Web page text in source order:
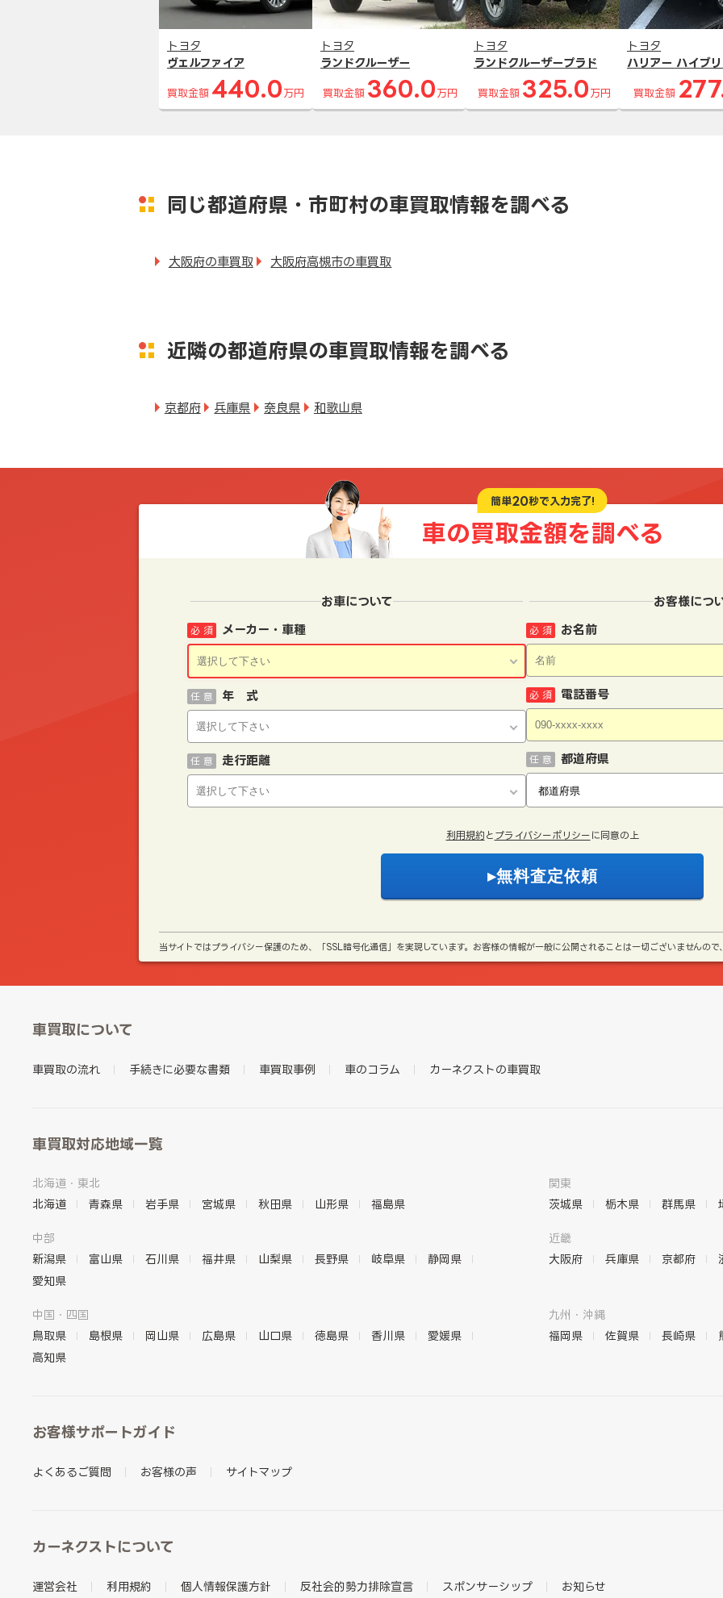
トヨタ
ヴェルファイア
買取金額 440.0 万円
トヨタ
ランドクルーザー
買取金額 360.0 万円
トヨタ
ランドクルーザープラド
買取金額 325.0 万円
トヨタ
ハリアー ハイブ
買取金額
同じ都道府県・市町村の車買取情報を調べる
大阪府の車買取 大阪府高槻市の車買取
近隣の都道府県の車買取情報を調べる
京都府 兵庫県 奈良県 和歌山県
簡単20秒で入力完了!
車の買取金額を調べる
お車について
メーカー・車種
必 須
年 式
任 意
走行距離
任 意
お客様につ
お名前
必 須
電話番号
必 須
都道府県
任 意
利用規約 と プライバシーポリシー に同意の上
当サイトではプライバシー保護のため、「SSL暗号化通信」を実現しています。お客様の情報が一般に公開されることは一切ございませんの
車買取について
車買取の流れ 手続きに必要な書類 車買取事例 車のコラム カーネクストの車買取
車買取対応地域一覧
北海道・東北
北海道
青森県 岩手県 宮城県 秋田県 山形県 福島県
関東
茨城県
栃木県 群馬県
中部
新潟県
富山県 石川県 福井県 山梨県 長野県 岐阜県
静岡県
愛知県
近畿
大阪府
兵庫県 京都府
中国・四国
鳥取県
島根県 岡山県 広島県 山口県 徳島県 香川県
愛媛県
高知県
九州・沖縄
福岡県
佐賀県 長崎県
お客様サポートガイド
よくあるご質問 お客様の声 サイトマップ
カーネクストについて
運営会社 利用規約 個人情報保護方針 反社会的勢力排除宣言 スポンサーシップ お知らせ